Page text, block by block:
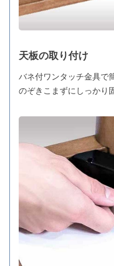
天板の取り付け
バネ付ワンタッチ金具で
のぞきこまずにしっかり